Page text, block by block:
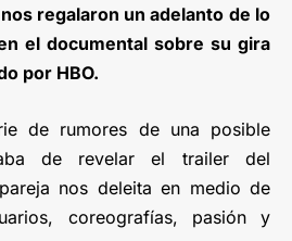
regalaron un adelanto de lo
el documental sobre su gira
por HBO.
de rumores de una posible
de revelar el trailer del
nos deleita en medio de
coreografías, pasión y